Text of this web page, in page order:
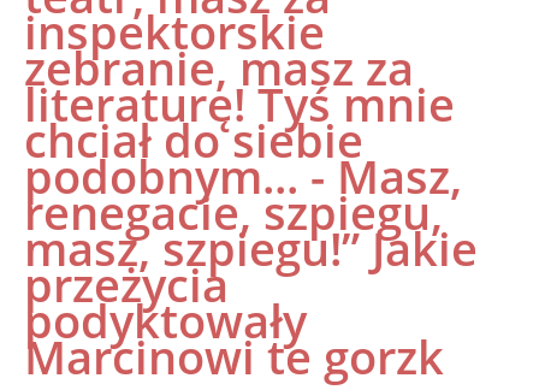
inspektorskie
zebranie, masz za
literaturę! Tyś mnie
chciał do siebie
podobnym... - Masz,
renegacie, szpiegu,
masz, szpiegu!” Jakie
przeżycia
podyktowały
Marcinowi te gorzk